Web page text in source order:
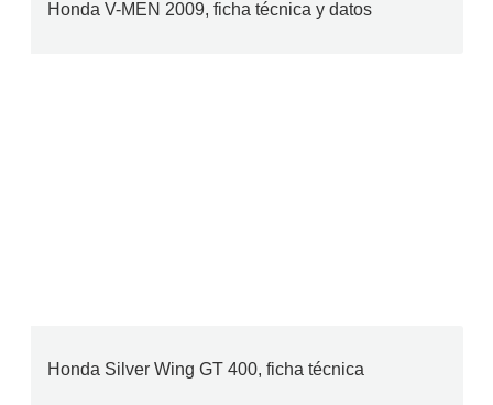
Honda V-MEN 2009, ficha técnica y datos
Honda Silver Wing GT 400, ficha técnica